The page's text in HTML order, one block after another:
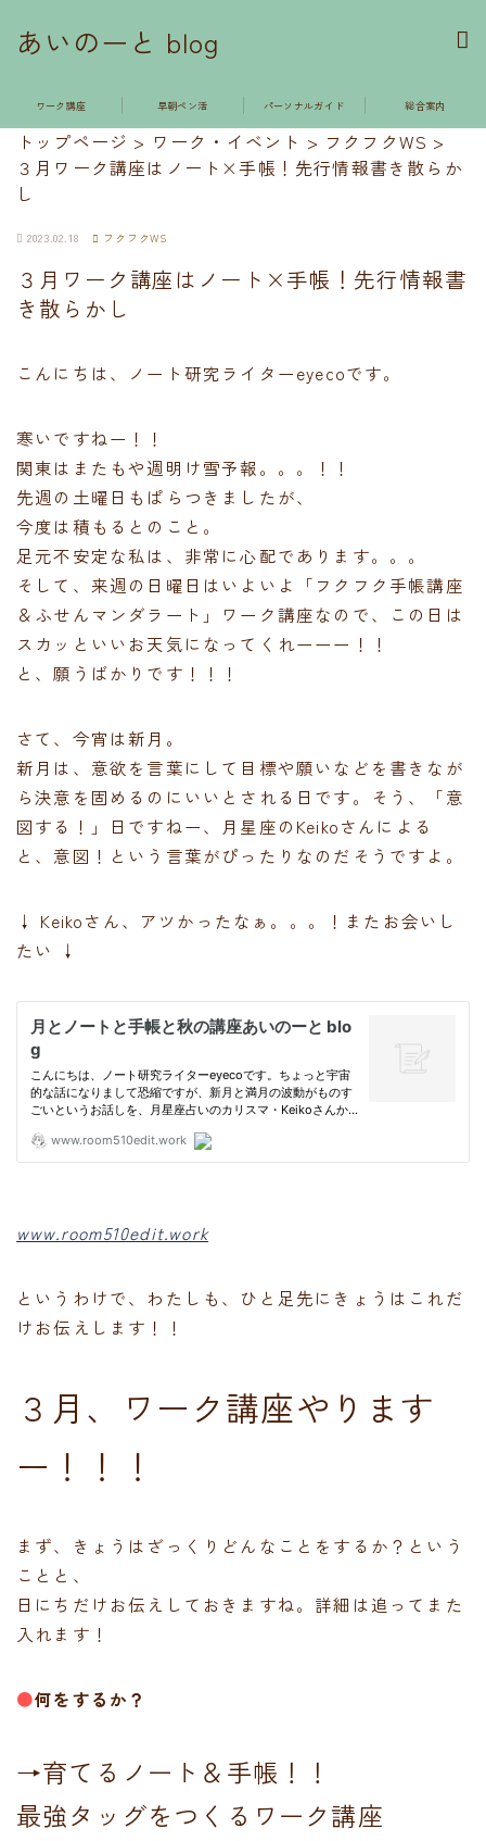
あいのーと blog
ワーク講座 早朝ペン活 パーソナルガイド 総合案内
トップページ > ワーク・イベント > フクフクWS >
３月ワーク講座はノート×手帳！先行情報書き散らか
し
2023.02.18 フクフクWS
３月ワーク講座はノート×手帳！先行情報書
き散らかし
こんにちは、ノート研究ライターeyecoです。
寒いですねー！！
関東はまたもや週明け雪予報。。。！！
先週の土曜日もぱらつきましたが、
今度は積もるとのこと。
足元不安定な私は、非常に心配であります。。。
そして、来週の日曜日はいよいよ「フクフク手帳講座
＆ふせんマンダラート」ワーク講座なので、この日は
スカッといいお天気になってくれーーー！！
と、願うばかりです！！！
さて、今宵は新月。
新月は、意欲を言葉にして目標や願いなどを書きなが
ら決意を固めるのにいいとされる日です。そう、「意
図する！」日ですねー、月星座のKeikoさんによる
と、意図！という言葉がぴったりなのだそうですよ。
↓ Keikoさん、アツかったなぁ。。。！またお会いし
たい ↓
www.room510edit.work
というわけで、わたしも、ひと足先にきょうはこれだ
けお伝えします！！
３月、ワーク講座やります
ー！！！
まず、きょうはざっくりどんなことをするか？という
ことと、
日にちだけお伝えしておきますね。詳細は追ってまた
入れます！
●何をするか？
→育てるノート＆手帳！！
最強タッグをつくるワーク講座